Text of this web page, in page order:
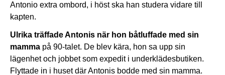
Antonio extra ombord, i höst ska han studera vidare till
kapten.
Ulrika träffade Antonis när hon båtluffade med sin
mamma på 90-talet. De blev kära, hon sa upp sin
lägenhet och jobbet som expedit i underklädesbutiken.
Flyttade in i huset där Antonis bodde med sin mamma.